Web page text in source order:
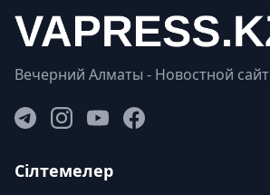
Вечерний Алматы - Новостной сайт
Сілтемелер